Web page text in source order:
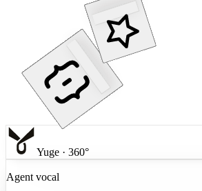
Yuge · 360°
Agent vocal